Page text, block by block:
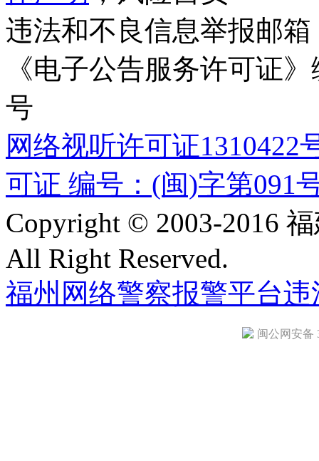
违法和不良信息举报邮箱
《电子公告服务许可证
号
网络视听许可证1310422
可证 编号：(闽)字第091
Copyright © 2003-2016
All Right Reserved.
福州网络警察报警平台违
闽公网安备